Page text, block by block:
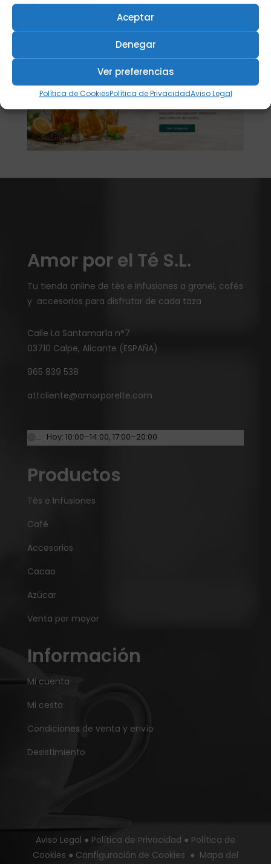
Aceptar
Denegar
Ver preferencias
Política de CookiesPolítica de PrivacidadAviso Legal
aportados voluntariamente.
Amor por el Té S.L.
Tu tienda online de tés e infusiones a granel, cafés
y accesorios para disfrutar de cada taza
Calle La Santamaría n°7
03710 Calpe, Alicante (ESPAÑA)
965 839 538
attcliente@amorporelte.com
… · Hoy: 10:00–14:00, 17:00–20:00
Productos
Tés e Infusiones
Café
Accesorios
Cacao
Azúcar
Venta por mayor
Información
Mi cuenta
Mi cesta
Condiciones de venta y envío
Desistimiento
Aviso Legal ● Política de Privacidad ● Política de
Cookies ● Configuración de Cookies ● Mapa del